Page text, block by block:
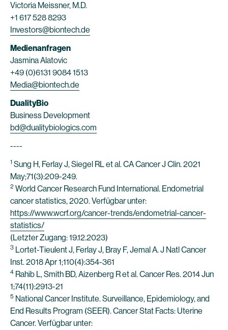
Victoria Meissner, M.D.
+1 617 528 8293
Investors@biontech.de
Medienanfragen
Jasmina Alatovic
+49 (0)6131 9084 1513
Media@biontech.de
DualityBio
Business Development
bd@dualitybiologics.com
----
1 Sung H, Ferlay J, Siegel RL et al. CA Cancer J Clin. 2021
May;71(3):209-249.
2 World Cancer Research Fund International. Endometrial
cancer statistics, 2020. Verfügbar unter:
https://www.wcrf.org/cancer-trends/endometrial-cancer-
statistics/
(Letzter Zugang: 19.12.2023)
3 Lortet-Tieulent J, Ferlay J, Bray F, Jemal A. J Natl Cancer
Inst. 2018 Apr 1;110(4):354-361
4 Rahib L, Smith BD, Aizenberg R et al. Cancer Res. 2014 Jun
1;74(11):2913-21
5 National Cancer Institute. Surveillance, Epidemiology, and
End Results Program (SEER). Cancer Stat Facts: Uterine
Cancer. Verfügbar unter: